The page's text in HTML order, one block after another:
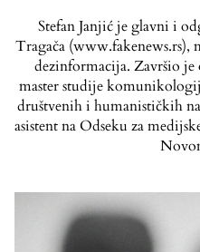
Stefan Janjić je glavni i
Tragača
dezinformacija. Završio je
master studije
društvenih i humanističkih
asistent na Odseku za